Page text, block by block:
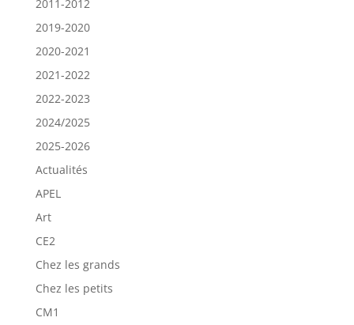
2011-2012
2019-2020
2020-2021
2021-2022
2022-2023
2024/2025
2025-2026
Actualités
APEL
Art
CE2
Chez les grands
Chez les petits
CM1